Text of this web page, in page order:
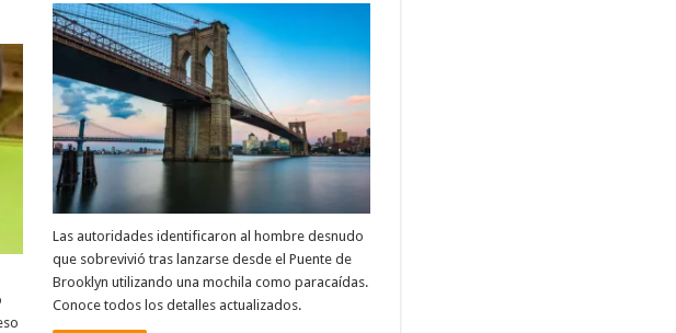
Las autoridades identificaron al hombre desnudo
que sobrevivió tras lanzarse desde el Puente de
Brooklyn utilizando una mochila como paracaídas.
Conoce todos los detalles actualizados.